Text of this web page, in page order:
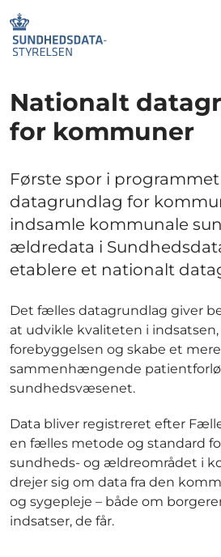
Nationalt
for kommuner
Første spor i
datagrundlag for
indsamle kommunale
ældredata i
etablere et nationalt
Det fælles datagrundlag giver
at udvikle kvaliteten i
forebyggelsen og skabe et mere
sammenhængende
sundhedsvæsenet.
Data bliver registreret efter
en fælles metode og standard
sundheds- og ældreområdet i
drejer sig om data fra den
og sygepleje – både om
indsatser, de får.